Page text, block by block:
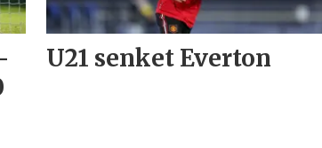
U21 senket Everton